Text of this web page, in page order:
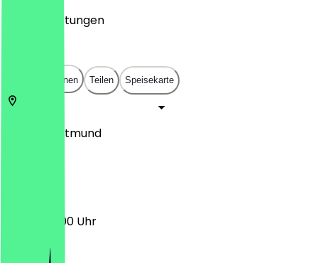
Bewertungen
In App öffnen Teilen Speisekarte
Dortmund
10:00 - 23:00 Uhr